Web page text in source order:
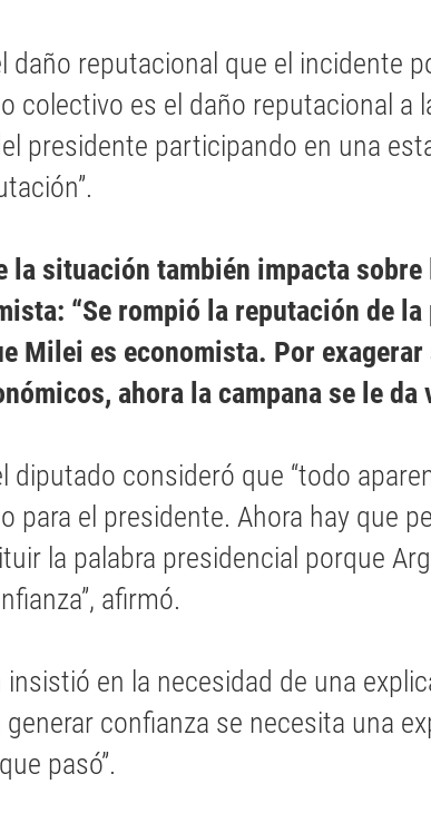
daño reputacional que el incidente
colectivo es el daño reputacional a
presidente participando en una
la situación también impacta sobre
“Se rompió la reputación de la
Milei es economista. Por exagerar
ahora la campana se le da
diputado consideró que “todo
para el presidente. Ahora hay que
la palabra presidencial porque
afirmó.
insistió en la necesidad de una
generar confianza se necesita una
pasó”.